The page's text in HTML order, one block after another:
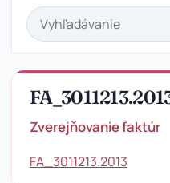
Zverejňovanie faktúr
FA_3011213.2013